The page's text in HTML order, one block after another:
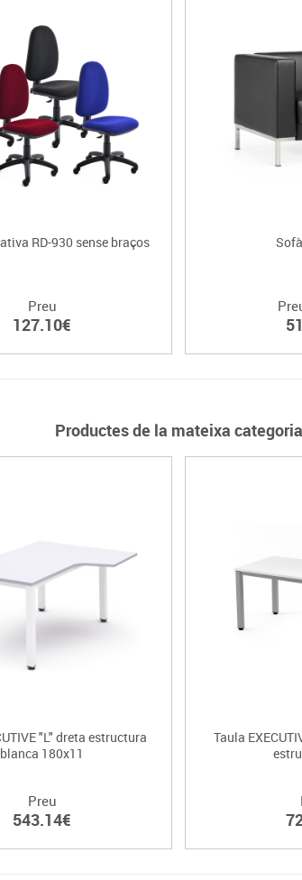
RD-930 sense braços
Preu
127.10€
Productes de la mateixa categoria
"L" dreta estructura
blanca 180x11
Preu
543.14€
Taula